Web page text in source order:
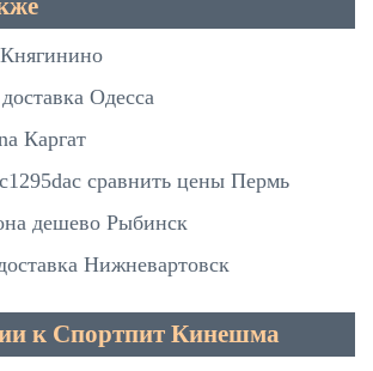
Одесса
Каргат
сравнить цены Пермь
дешево Рыбинск
Нижневартовск
к Спортпит Кинешма